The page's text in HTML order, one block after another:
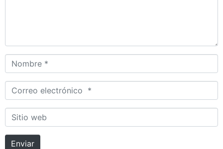
Nombre *
Correo electrónico *
Sitio web
Enviar
Pais o Nacionalidad
Fecha de Viaje
Cantidad de Pasajeros